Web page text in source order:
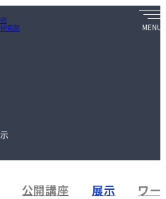
究院
公開講座 展示 ワー